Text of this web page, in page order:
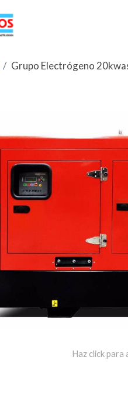
Grupo Electrógeno
Haz click para